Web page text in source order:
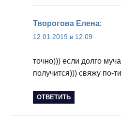
Творогова Елена:
12.01.2019 в 12:09
точно))) если долго
получится))) свяжу по-
ОТВЕТИТЬ